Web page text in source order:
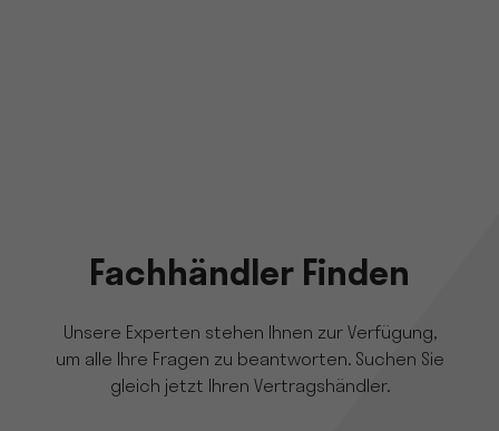
Fachhändler Finden
Unsere Experten stehen Ihnen zur Verfügung,
um alle Ihre Fragen zu beantworten. Suchen Sie
gleich jetzt Ihren Vertragshändler.